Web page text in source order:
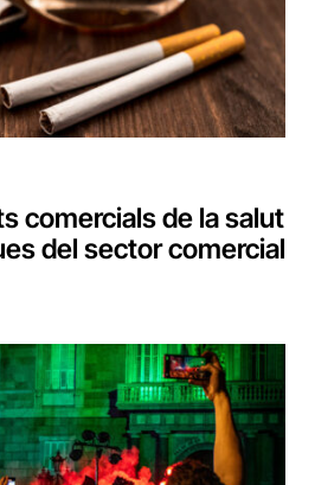
comercials de la salut
del sector comercial